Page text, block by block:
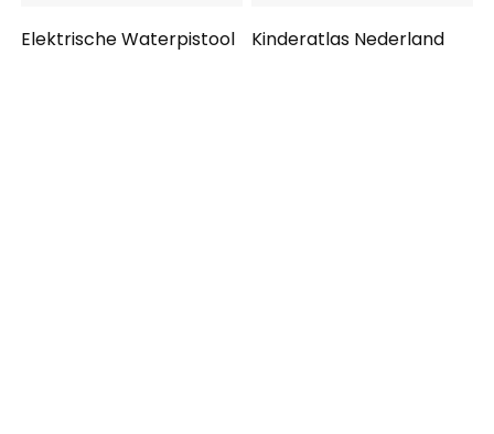
Elektrische Waterpistool Kinderatlas Nederland